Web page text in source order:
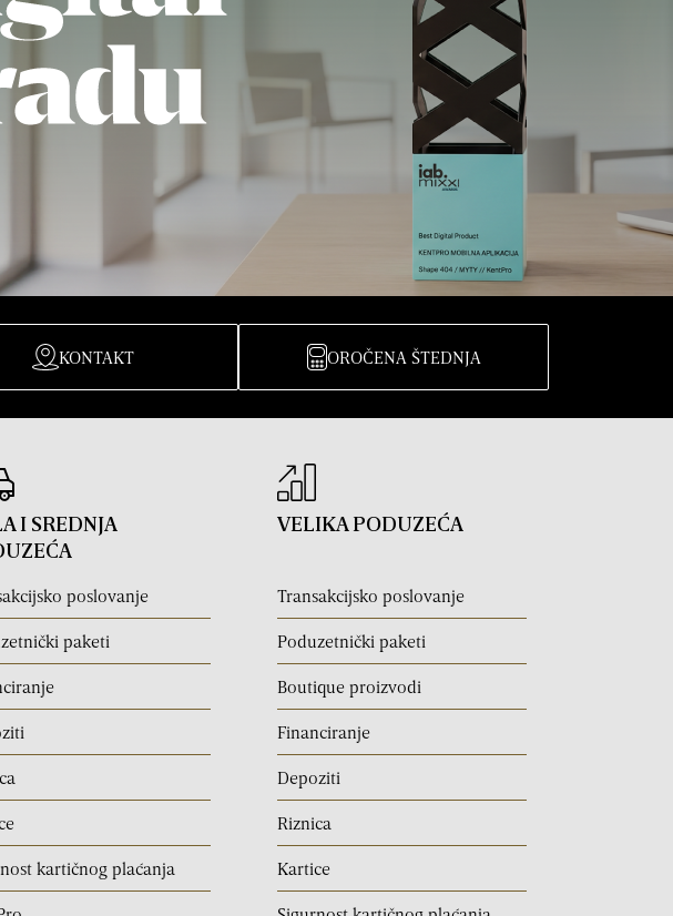
KONTAKT OROČENA ŠTEDNJA
I SREDNJA
poslovanje
paketi
kartičnog plaćanja
VELIKA PODUZEĆA
Transakcijsko poslovanje
Poduzetnički paketi
Boutique proizvodi
Financiranje
Depoziti
Riznica
Kartice